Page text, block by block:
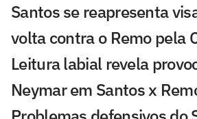
Santos se reapresenta
volta contra o Remo pela
Leitura labial revela
Neymar em Santos x